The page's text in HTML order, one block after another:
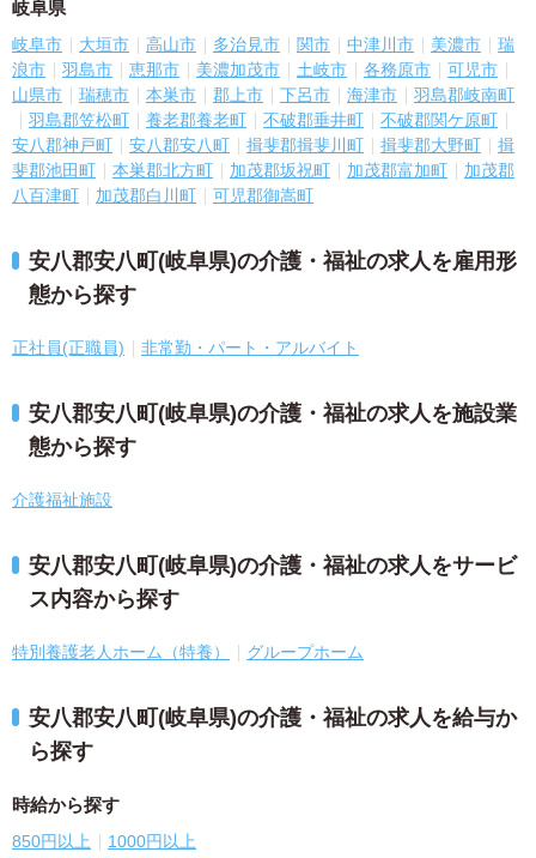
岐阜県
岐阜市 大垣市 高山市 多治見市 関市 中津川市 美濃市
瑞
浪市
羽島市 恵那市 美濃加茂市 土岐市 各務原市
可児市
山県市
瑞穂市 本巣市 郡上市 下呂市 海津市
羽島郡岐南町
羽島郡笠松町
養老郡養老町 不破郡垂井町
不破郡関ケ原町
安八郡神戸町
安八郡安八町 揖斐郡揖斐川町 揖斐郡大野町
揖
斐郡池田町
本巣郡北方町 加茂郡坂祝町 加茂郡富加町
加茂郡
八百津町
加茂郡白川町 可児郡御嵩町
安八郡安八町(岐阜県)の介護・福祉の求人を雇用形
態から探す
正社員(正職員) 非常勤・パート・アルバイト
安八郡安八町(岐阜県)の介護・福祉の求人を施設業
態から探す
介護福祉施設
安八郡安八町(岐阜県)の介護・福祉の求人をサービ
ス内容から探す
特別養護老人ホーム（特養） グループホーム
安八郡安八町(岐阜県)の介護・福祉の求人を給与か
ら探す
時給から探す
850円以上 1000円以上